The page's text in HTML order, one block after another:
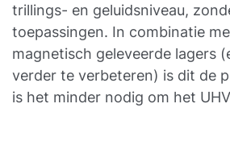
trillings- en geluidsniveau,
toepassingen. In combinatie
magnetisch geleveerde lagers
verder te verbeteren) is dit de
is het minder nodig om het